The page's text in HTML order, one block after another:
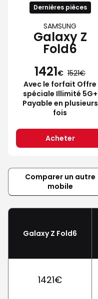
Dernières pièces
SAMSUNG
Galaxy Z
Fold6
1421€ 1521
Avec le forfait Offre
spéciale Illimité 5G+
Payable en plusieurs
fois
Acheter
Comparer un autre
mobile
Galaxy Z Fold6
1421€